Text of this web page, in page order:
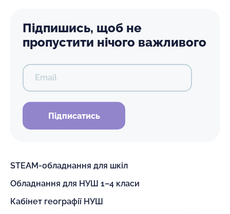
Підпишись, щоб не
пропустити нічого важливого
Email
Підписатись
STEAM-обладнання для шкіл
Обладнання для НУШ 1–4 класи
Кабінет географії НУШ